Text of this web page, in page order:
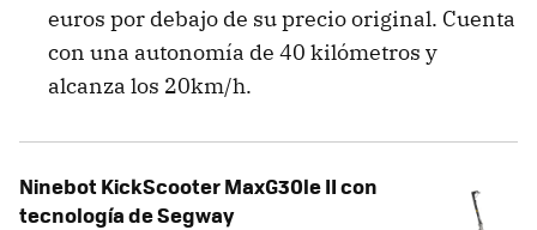
euros por debajo de su precio original. Cuenta
con una autonomía de 40 kilómetros y
alcanza los 20km/h.
Ninebot KickScooter MaxG30le II con
tecnología de Segway